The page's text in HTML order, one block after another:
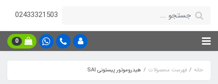
02433321503
0
خانه فهرست محصولات هیدروموتور پیستونی SAI